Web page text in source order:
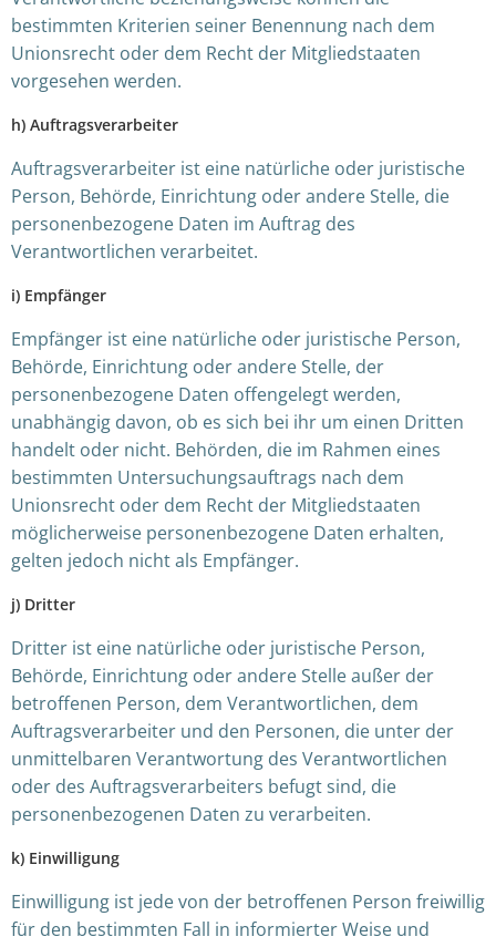
bestimmten Kriterien seiner Benennung nach dem
Unionsrecht oder dem Recht der Mitgliedstaaten
vorgesehen werden.
h) Auftragsverarbeiter
Auftragsverarbeiter ist eine natürliche oder juristische
Person, Behörde, Einrichtung oder andere Stelle, die
personenbezogene Daten im Auftrag des
Verantwortlichen verarbeitet.
i) Empfänger
Empfänger ist eine natürliche oder juristische Person,
Behörde, Einrichtung oder andere Stelle, der
personenbezogene Daten offengelegt werden,
unabhängig davon, ob es sich bei ihr um einen Dritten
handelt oder nicht. Behörden, die im Rahmen eines
bestimmten Untersuchungsauftrags nach dem
Unionsrecht oder dem Recht der Mitgliedstaaten
möglicherweise personenbezogene Daten erhalten,
gelten jedoch nicht als Empfänger.
j) Dritter
Dritter ist eine natürliche oder juristische Person,
Behörde, Einrichtung oder andere Stelle außer der
betroffenen Person, dem Verantwortlichen, dem
Auftragsverarbeiter und den Personen, die unter der
unmittelbaren Verantwortung des Verantwortlichen
oder des Auftragsverarbeiters befugt sind, die
personenbezogenen Daten zu verarbeiten.
k) Einwilligung
Einwilligung ist jede von der betroffenen Person freiwillig
für den bestimmten Fall in informierter Weise und